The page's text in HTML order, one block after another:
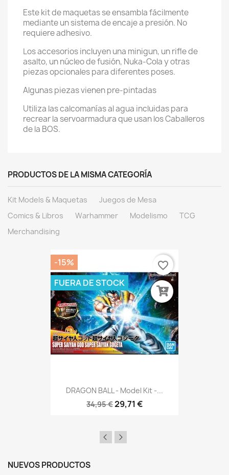
Este kit de maquetas se ensambla fácilmente
mediante un sistema de encaje a presión. No
requiere adhesivo.
Los accesorios incluyen una minigun, un rifle de
asalto, un núcleo de fusión, Nuka-Cola y otras
piezas opcionales para diferentes poses.
Algunas piezas vienen pre-pintadas
Utiliza las calcomanías al agua incluidas para
recrear la servoarmadura que usan los Caballeros
de la BOS.
PRODUCTOS DE LA MISMA CATEGORÍA
Kit Models & Maquetas
Juegos de Mesa
Comics & Libros
Warhammer Modelismo
TCG
Merchandising
DRAGON BALL - Model Kit -...
34,95 €29,71 €
-15%
FUERA DE STOCK
favorite_border
NUEVOS PRODUCTOS